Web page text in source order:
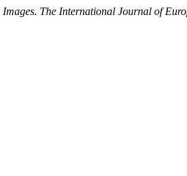
Images. The International Journal of